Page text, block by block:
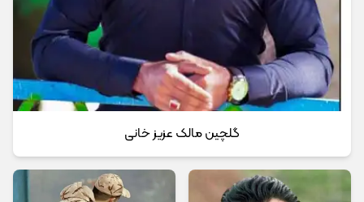
گلچین مالک عزیز خانی